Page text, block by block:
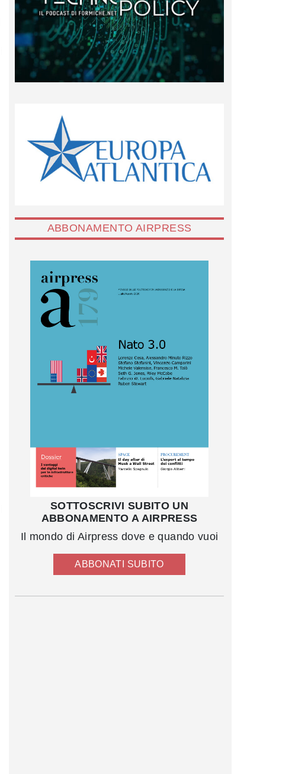
ABBONAMENTO AIRPRESS
SOTTOSCRIVI SUBITO UN
ABBONAMENTO A AIRPRESS
Il mondo di Airpress dove e quando vuoi
ABBONATI SUBITO